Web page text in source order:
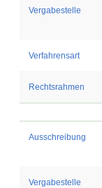
Vergabestelle
Verfahrensart
Rechtsrahmen
Ausschreibung
Vergabestelle